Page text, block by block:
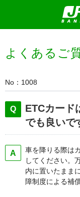
よくあるご
No 1008
ETCカード
でも良いで
車を降りる際は
してください。
内に置いたまま
障制度による補